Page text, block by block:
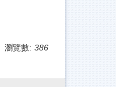
瀏覽數: 386